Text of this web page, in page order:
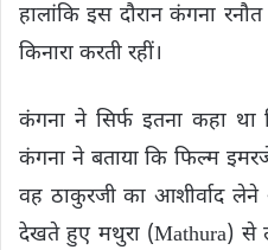
हालांकि इस दौरान कंगना
किनारा करती रहीं।
कंगना ने सिर्फ इतना कहा
कंगना ने बताया कि फिल्म
वह ठाकुरजी का आशीर्वाद
देखते हुए मथुरा (Mathura)